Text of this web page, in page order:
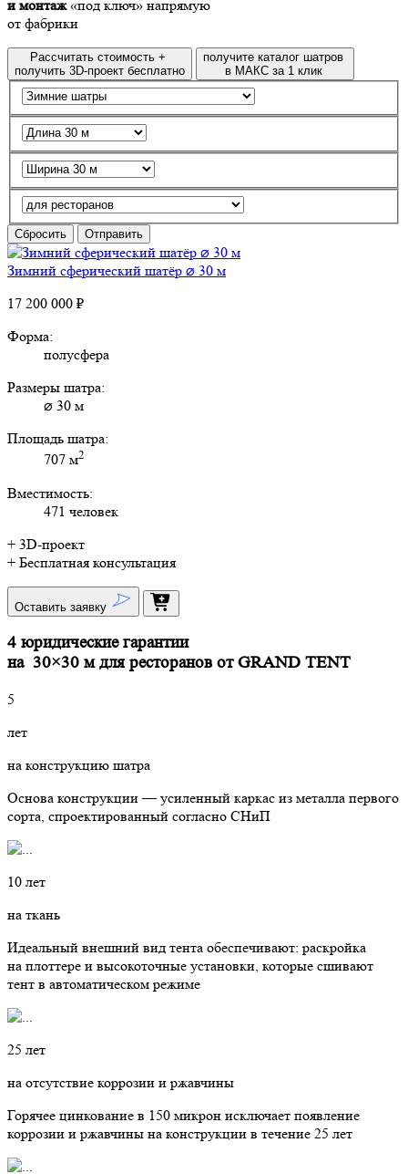
и монтаж«под ключ» напрямую
от фабрики
Рассчитать стоимость +
получить 3D-проект бесплатно
получите каталог шатров
в МАКС за 1 клик
Сбросить Отправить
Зимний сферический шатёр ⌀ 30 м
17 200 000 ₽
Форма:
полусфера
Размеры шатра:
⌀ 30 м
Площадь шатра:
707 м2
Вместимость:
471 человек
+ 3D-проект
+ Бесплатная консультация
Оставить заявку
4 юридические гарантии
на 30×30 м для ресторанов от GRAND TENT
5
лет
на конструкцию шатра
Основа конструкции — усиленный каркас из металла первого
сорта, спроектированный согласно СНиП
10 лет
на ткань
Идеальный внешний вид тента обеспечивают: раскройка
на плоттере и высокоточные установки, которые сшивают
тент в автоматическом режиме
25 лет
на отсутствие коррозии и ржавчины
Горячее цинкование в 150 микрон исключает появление
коррозии и ржавчины на конструкции в течение 25 лет